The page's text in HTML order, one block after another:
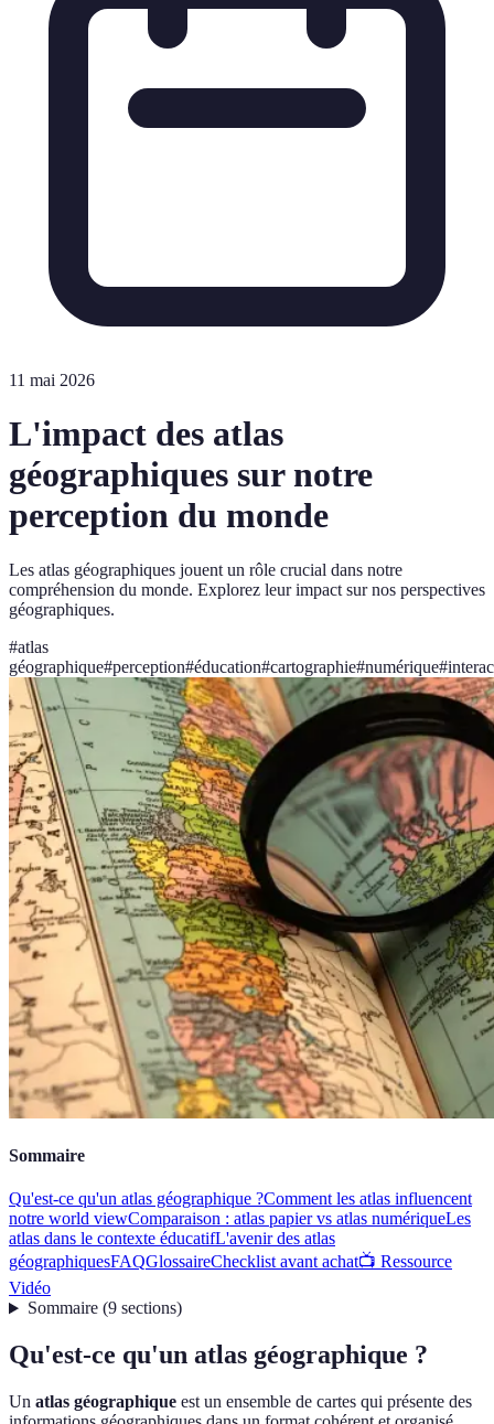
11 mai 2026
L'impact des atlas
géographiques sur notre
perception du monde
Les atlas géographiques jouent un rôle crucial dans notre
compréhension du monde. Explorez leur impact sur nos perspectives
géographiques.
#atlas
géographique#perception#éducation#cartographie#numérique#
Sommaire
Qu'est-ce qu'un atlas géographique ?Comment les atlas influencent
notre world viewComparaison : atlas papier vs atlas numériqueLes
atlas dans le contexte éducatifL'avenir des atlas
géographiquesFAQGlossaireChecklist avant achat📺 Ressource
Vidéo
Sommaire(9 sections)
Qu'est-ce qu'un atlas géographique ?
Un atlas géographique est un ensemble de cartes qui présente des